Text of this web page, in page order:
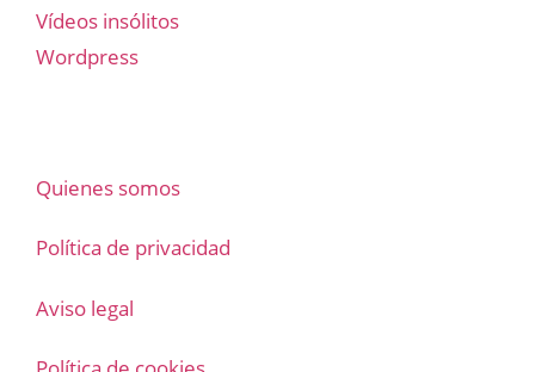
Vídeos insólitos
Wordpress
Quienes somos
Política de privacidad
Aviso legal